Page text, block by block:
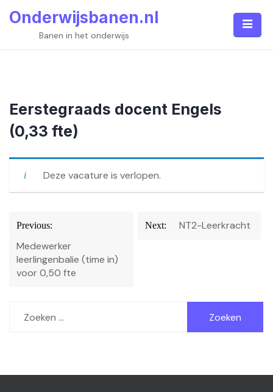
Onderwijsbanen.nl
Banen in het onderwijs
Eerstegraads docent Engels
(0,33 fte)
Deze vacature is verlopen.
Bericht
navigatie
Previous:
Medewerker
leerlingenbalie (time in)
voor 0,50 fte
Next: NT2-Leerkracht
naar: